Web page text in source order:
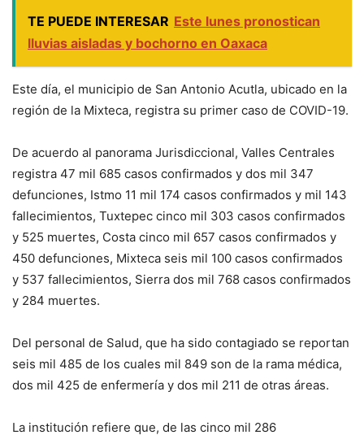
TE PUEDE INTERESAR Este lunes pronostican
lluvias aisladas y bochorno en Oaxaca
Este día, el municipio de San Antonio Acutla, ubicado en la
región de la Mixteca, registra su primer caso de COVID-19.
De acuerdo al panorama Jurisdiccional, Valles Centrales
registra 47 mil 685 casos confirmados y dos mil 347
defunciones, Istmo 11 mil 174 casos confirmados y mil 143
fallecimientos, Tuxtepec cinco mil 303 casos confirmados
y 525 muertes, Costa cinco mil 657 casos confirmados y
450 defunciones, Mixteca seis mil 100 casos confirmados
y 537 fallecimientos, Sierra dos mil 768 casos confirmados
y 284 muertes.
Del personal de Salud, que ha sido contagiado se reportan
seis mil 485 de los cuales mil 849 son de la rama médica,
dos mil 425 de enfermería y dos mil 211 de otras áreas.
La institución refiere que, de las cinco mil 286